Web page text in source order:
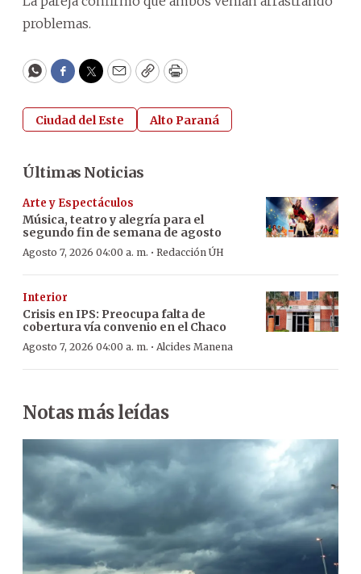
problemas.
WhatsApp
Facebook
Twitter
EmailCopyPrint
Ciudad del Este Alto Paraná
Últimas Noticias
Arte y Espectáculos
Música, teatro y alegría para el
segundo fin de semana de agosto
Agosto 7, 2026 04:00 a. m. · Redacción ÚH
Interior
Crisis en IPS: Preocupa falta de
cobertura vía convenio en el Chaco
Agosto 7, 2026 04:00 a. m. · Alcides Manena
Notas más leídas